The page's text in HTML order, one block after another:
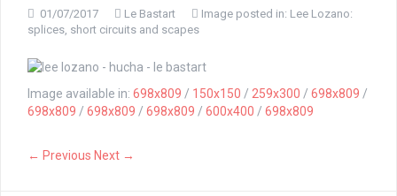
01/07/2017 Le Bastart Image posted in: Lee Lozano:
splices, short circuits and scapes
Image available in: 698x809 / 150x150 / 259x300 / 698x809 /
698x809 / 698x809 / 698x809 / 600x400 / 698x809
← Previous Next →